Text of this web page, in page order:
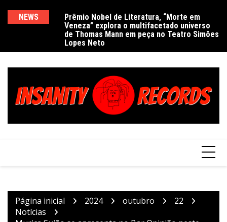
NEWS
Prêmio Nobel de Literatura, “Morte em
Veneza” explora o multifacetado universo
de Thomas Mann em peça no Teatro Simões
Lopes Neto
Página inicial 2024 outubro
22
Notícias